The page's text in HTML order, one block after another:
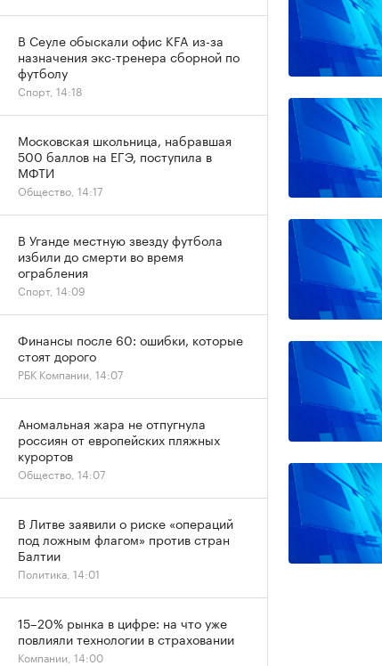
В Сеуле обыскали офис KFA из-за
назначения экс-тренера сборной по
футболу
Спорт, 14:18
Московская школьница, набравшая
500 баллов на ЕГЭ, поступила в
МФТИ
Общество, 14:17
В Уганде местную звезду футбола
избили до смерти во время
ограбления
Спорт, 14:09
Финансы после 60: ошибки, которые
стоят дорого
РБК Компании, 14:07
Аномальная жара не отпугнула
россиян от европейских пляжных
курортов
Общество, 14:07
В Литве заявили о риске «операций
под ложным флагом» против стран
Балтии
Политика, 14:01
15–20% рынка в цифре: на что уже
повлияли технологии в страховании
Компании, 14:00